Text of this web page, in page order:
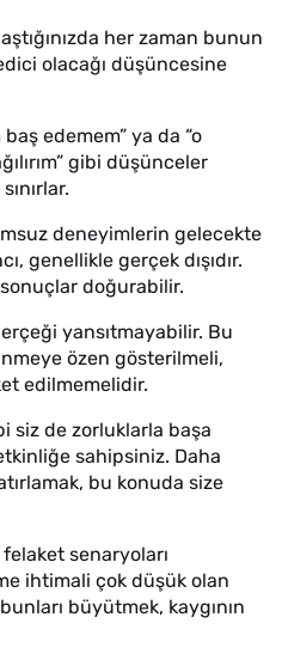
her zaman bunun
olacağı düşüncesine
baş edemem” ya da “o
gibi düşünceler
deneyimlerin gelecekte
genellikle gerçek dışıdır.
doğurabilir.
yansıtmayabilir. Bu
özen gösterilmeli,
edilmemelidir.
siz de zorluklarla başa
sahipsiniz. Daha
bu konuda size
senaryoları
ihtimali çok düşük olan
büyütmek, kaygının